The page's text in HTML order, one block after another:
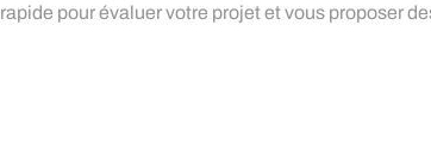
rapide pour évaluer votre projet et vous proposer